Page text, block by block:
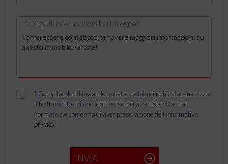
* Di quali informazioni hai bisogno?
* Compilando ed inviando questo modulo di richiesta, autorizzo
il trattamento dei miei dati personali ai sensi dell'attuale
normativa e confermo di aver preso visione dell'informativa
privacy.
INVIA